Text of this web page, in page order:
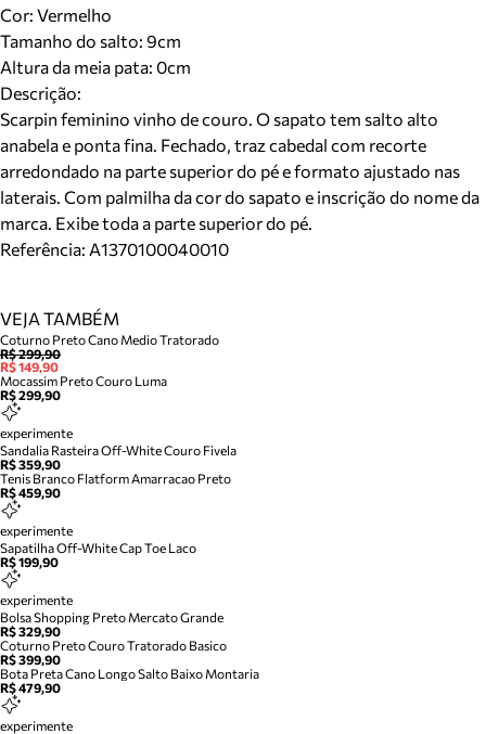
Cor: Vermelho
Tamanho do salto: 9cm
Altura da meia pata: 0cm
Descrição:
Scarpin feminino vinho de couro. O sapato tem salto alto
anabela e ponta fina. Fechado, traz cabedal com recorte
arredondado na parte superior do pé e formato ajustado nas
laterais. Com palmilha da cor do sapato e inscrição do nome da
marca. Exibe toda a parte superior do pé.
Referência: A1370100040010
VEJA TAMBÉM
Coturno Preto Cano Medio Tratorado
R$ 299,90
R$ 149,90
Mocassim Preto Couro Luma
R$ 299,90
experimente
Sandalia Rasteira Off-White Couro Fivela
R$ 359,90
Tenis Branco Flatform Amarracao Preto
R$ 459,90
experimente
Sapatilha Off-White Cap Toe Laco
R$ 199,90
experimente
Bolsa Shopping Preto Mercato Grande
R$ 329,90
Coturno Preto Couro Tratorado Basico
R$ 399,90
Bota Preta Cano Longo Salto Baixo Montaria
R$ 479,90
experimente